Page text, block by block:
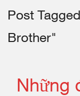
Post
Brother"
Những